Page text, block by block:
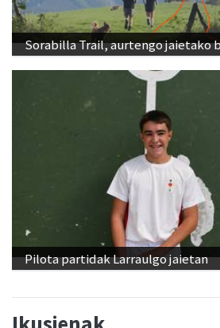
Sorabilla Trail, aurtengo jaietako
Pilota partidak Larraulgo jaietan